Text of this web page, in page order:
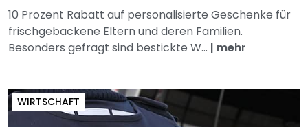
10 Prozent Rabatt auf personalisierte Geschenke für
frischgebackene Eltern und deren Familien.
Besonders gefragt sind bestickte W... | mehr
WIRTSCHAFT